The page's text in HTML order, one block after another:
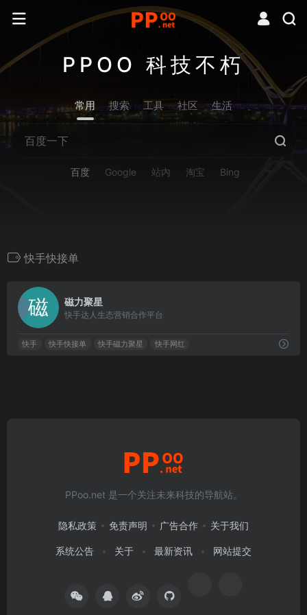
PPOO 科技不朽
常用 搜索 工具 社区 生活
百度 Google 站内 淘宝 Bing
快手快接单
磁力聚星
快手达人生态营销合作平台
快手 快手快接单 快手磁力聚星 快手网红
PPoo.net 是一个关注未来科技的导航站。
隐私政策 免责声明 广告合作 关于我们
系统公告 关于 最新资讯 网站提交